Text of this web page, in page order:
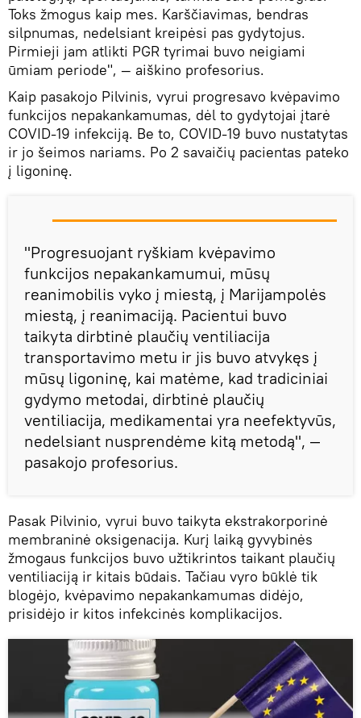
Toks žmogus kaip mes. Karščiavimas, bendras
silpnumas, nedelsiant kreipėsi pas gydytojus.
Pirmieji jam atlikti PGR tyrimai buvo neigiami
ūmiam periode", — aiškino profesorius.
Kaip pasakojo Pilvinis, vyrui progresavo kvėpavimo
funkcijos nepakankamumas, dėl to gydytojai įtarė
COVID-19 infekciją. Be to, COVID-19 buvo nustatytas
ir jo šeimos nariams. Po 2 savaičių pacientas pateko
į ligoninę.
"Progresuojant ryškiam kvėpavimo
funkcijos nepakankamumui, mūsų
reanimobilis vyko į miestą, į Marijampolės
miestą, į reanimaciją. Pacientui buvo
taikyta dirbtinė plaučių ventiliacija
transportavimo metu ir jis buvo atvykęs į
mūsų ligoninę, kai matėme, kad tradiciniai
gydymo metodai, dirbtinė plaučių
ventiliacija, medikamentai yra neefektyvūs,
nedelsiant nusprendėme kitą metodą", —
pasakojo profesorius.
Pasak Pilvinio, vyrui buvo taikyta ekstrakorporinė
membraninė oksigenacija. Kurį laiką gyvybinės
žmogaus funkcijos buvo užtikrintos taikant plaučių
ventiliaciją ir kitais būdais. Tačiau vyro būklė tik
blogėjo, kvėpavimo nepakankamumas didėjo,
prisidėjo ir kitos infekcinės komplikacijos.